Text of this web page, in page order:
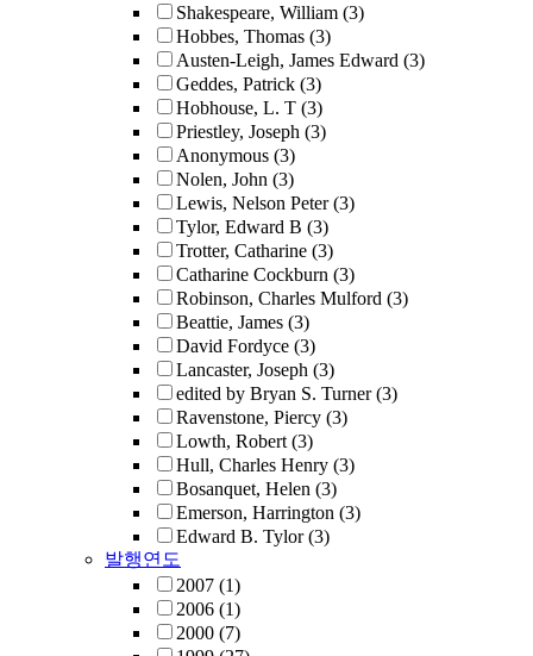
Shakespeare, William (3)
Hobbes, Thomas (3)
Austen-Leigh, James Edward (3)
Geddes, Patrick (3)
Hobhouse, L. T (3)
Priestley, Joseph (3)
Anonymous (3)
Nolen, John (3)
Lewis, Nelson Peter (3)
Tylor, Edward B (3)
Trotter, Catharine (3)
Catharine Cockburn (3)
Robinson, Charles Mulford (3)
Beattie, James (3)
David Fordyce (3)
Lancaster, Joseph (3)
edited by Bryan S. Turner (3)
Ravenstone, Piercy (3)
Lowth, Robert (3)
Hull, Charles Henry (3)
Bosanquet, Helen (3)
Emerson, Harrington (3)
Edward B. Tylor (3)
발행연도
2007 (1)
2006 (1)
2000 (7)